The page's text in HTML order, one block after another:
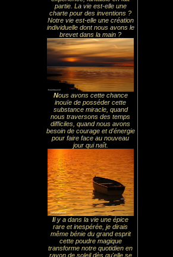
partie. La vie est-elle une
charte pour des inventions ?
Notre vie est-elle une création
individuelle dont nous avons le
brevet dans la main ?
Nous avons cette chance
inouïe de posséder cette
substance miracle, quand
nous traversons des temps
difficiles, quand nous avons
besoin de courage et d'énergie
pour faire face au nouveau
jour qui naît.
Il y a dans la vie une épice
rare et inespérée, je dirais
même bénie du grand esprit
cette poudre magique
transforme notre quotidien en
rayon de soleil dès qu'elle se